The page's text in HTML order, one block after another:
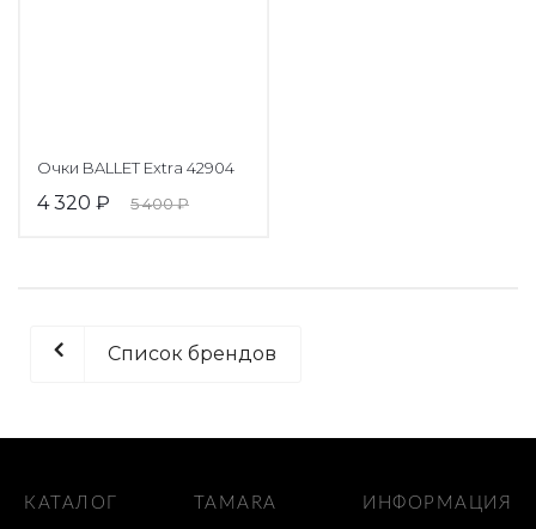
Очки BALLET Extra 42904
4 320 ₽ 5 400₽
Список брендов
КАТАЛОГ TAMARA ИНФОРМАЦИЯ